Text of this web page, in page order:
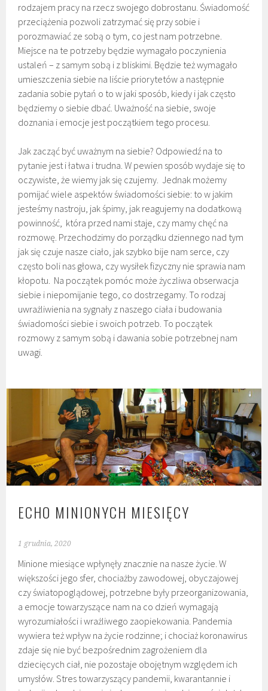
rodzajem pracy na rzecz swojego dobrostanu. Świadomość
przeciążenia pozwoli zatrzymać się przy sobie i
porozmawiać ze sobą o tym, co jest nam potrzebne.
Miejsce na te potrzeby będzie wymagało poczynienia
ustaleń – z samym sobą i z bliskimi. Będzie też wymagało
umieszczenia siebie na liście priorytetów a następnie
zadania sobie pytań o to w jaki sposób, kiedy i jak często
będziemy o siebie dbać. Uważność na siebie, swoje
doznania i emocje jest początkiem tego procesu.
Jak zacząć być uważnym na siebie? Odpowiedź na to
pytanie jest i łatwa i trudna. W pewien sposób wydaje się to
oczywiste, że wiemy jak się czujemy. Jednak możemy
pomijać wiele aspektów świadomości siebie: to w jakim
jesteśmy nastroju, jak śpimy, jak reagujemy na dodatkową
powinność, która przed nami staje, czy mamy chęć na
rozmowę. Przechodzimy do porządku dziennego nad tym
jak się czuje nasze ciało, jak szybko bije nam serce, czy
często boli nas głowa, czy wysiłek fizyczny nie sprawia nam
kłopotu. Na początek pomóc może życzliwa obserwacja
siebie i niepomijanie tego, co dostrzegamy. To rodzaj
uwrażliwienia na sygnały z naszego ciała i budowania
świadomości siebie i swoich potrzeb. To początek
rozmowy z samym sobą i dawania sobie potrzebnej nam
uwagi.
ECHO MINIONYCH MIESIĘCY
1 grudnia, 2020
Minione miesiące wpłynęły znacznie na nasze życie. W
większości jego sfer, chociażby zawodowej, obyczajowej
czy światopoglądowej, potrzebne były przeorganizowania,
a emocje towarzyszące nam na co dzień wymagają
wyrozumiałości i wrażliwego zaopiekowania. Pandemia
wywiera też wpływ na życie rodzinne; i chociaż koronawirus
zdaje się nie być bezpośrednim zagrożeniem dla
dziecięcych ciał, nie pozostaje obojętnym względem ich
umysłów. Stres towarzyszący pandemii, kwarantannie i